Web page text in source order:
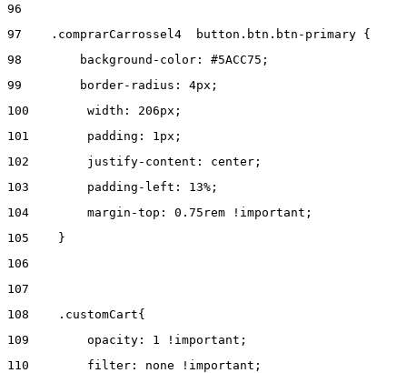
96
97
    .comprarCarrossel4  button.btn.btn-primary {
98
        background-color: #5ACC75;
99
        border-radius: 4px;
100
        width: 206px;
101
        padding: 1px;
102
        justify-content: center;
103
        padding-left: 13%;
104
        margin-top: 0.75rem !important;
105
    }
106
107
108
    .customCart{
109
        opacity: 1 !important;
110
        filter: none !important;